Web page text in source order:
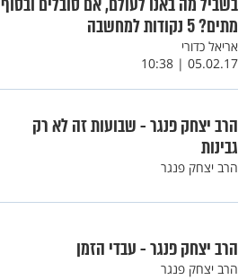
מתים? 5 נקודות למחשבה
אריאל כדורי
05.02.17 | 10:38
הרב יצחק פנגר - שבועות זה לא רק
גבינות
הרב יצחק פנגר
הרב יצחק פנגר - עבדי הזמן
הרב יצחק פנגר